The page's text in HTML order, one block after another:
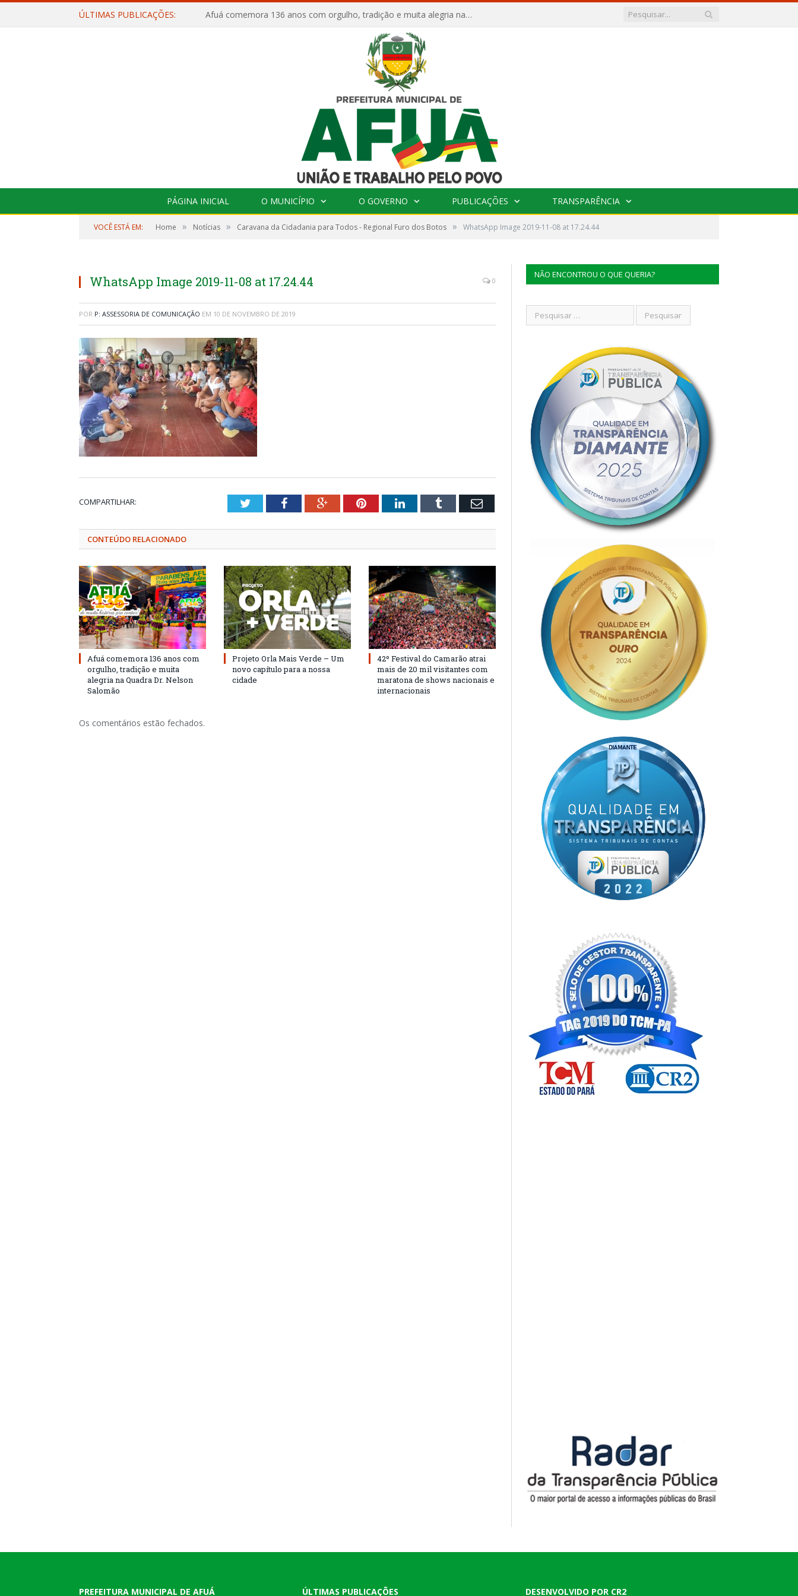
ÚLTIMAS PUBLICAÇÕES: Afuá comemora 136 anos com orgulho, tradição e muita alegria na Quadra Dr. Nelson Salomão
PÁGINA INICIAL O MUNICÍPIO O GOVERNO PUBLICAÇÕES TRANSPARÊNCIA
VOCÊ ESTÁ EM: Home » Notícias » Caravana da Cidadania para Todos - Regional Furo dos Botos » WhatsApp Image 2019-11-08 at 17.24.44
WhatsApp Image 2019-11-08 at 17.24.44 0
POR P: ASSESSORIA DE COMUNICAÇÃO EM 10 DE NOVEMBRO DE 2019
COMPARTILHAR: TwitterFacebookGoogle+PinterestLinkedInTumblr Email
CONTEÚDO RELACIONADO
Afuá comemora 136 anos com
orgulho, tradição e muita
alegria na Quadra Dr. Nelson
Salomão
Projeto Orla Mais Verde – Um
novo capítulo para a nossa
cidade
42º Festival do Camarão atrai
mais de 20 mil visitantes com
maratona de shows nacionais e
internacionais
Os comentários estão fechados.
NÃO ENCONTROU O QUE QUERIA?
PREFEITURA MUNICIPAL DE AFUÁ ÚLTIMAS PUBLICAÇÕES DESENVOLVIDO POR CR2